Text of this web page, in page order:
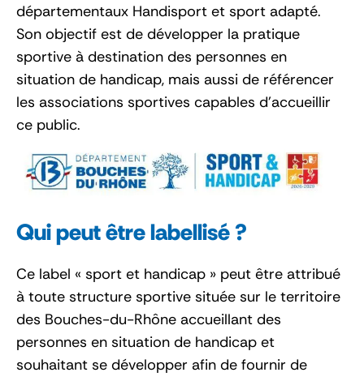
départementaux Handisport et sport adapté.
Son objectif est de développer la pratique
sportive à destination des personnes en
situation de handicap, mais aussi de référencer
les associations sportives capables d’accueillir
ce public.
Qui peut être labellisé ?
Ce label « sport et handicap » peut être attribué
à toute structure sportive située sur le territoire
des Bouches-du-Rhône accueillant des
personnes en situation de handicap et
souhaitant se développer afin de fournir de